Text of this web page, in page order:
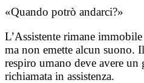
«Quando potrò andarci?»
L’Assistente rimane
ma non emette alcun suono.
respiro umano deve avere un
richiamata in assistenza.